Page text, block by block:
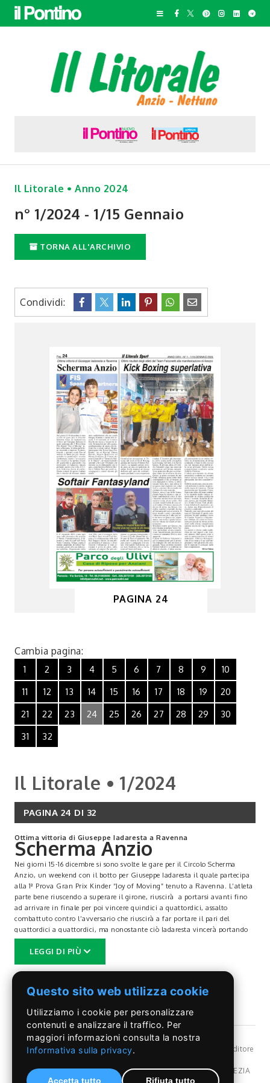
Il Litorale • Anno 2024
n° 1/2024 - 1/15 Gennaio
TORNA ALL'ARCHIVIO
Condividi:
PAGINA 24
Cambia pagina:
1 2 3 4 5 6 7 8 9
10
11
12 13 14 15 16 17 18 19
20
21
22 23 24 25 26 27 28 29
30
31
32
Il Litorale • 1/2024
PAGINA 24 DI 32
Ottima vittoria di Giuseppe Iadaresta a Ravenna
Scherma Anzio
Nei giorni 15-16 dicembre si sono svolte le gare per il Circolo Scherma
Anzio, un weekend con il botto per Giuseppe Iadaresta il quale partecipa
alla 1ª Prova Gran Prix Kinder “Joy of Moving” tenuto a Ravenna. L’atleta
parte bene riuscendo a superare il girone, riuscirà a portarsi avanti fino
ad arrivare in finale per poi vincere quindici a quattordici, assalto
combattuto contro l’avversario che riuscirà a far portare il pari del
quattordici a quattordici, ma nonostante ciò Iadaresta vincerà portando
ancora una volta il Circolo Scherma Anzio al podio. Siamo contenti di
questo risultato che è riuscito ad ottenere, dando tante soddisfazioni alla
Boschi che riesce a vincere tre dirette fermandosi poi alla quarta,
alla Prova Gran Prix Kinder “joy of Moving” Emma Baroni, Angelo
Stelle di Natale”, un ringraziamento speciale a loro per l’impegno che
mettono sia in allenamento che in gara, complimenti a Roberto Bezzini e
Valerio Pace per averli accompagnati e aiutati durante gli assalti.
LEGGI DI PIÙ
©Il Pontino- Reg, Trib. Roma n.399/86 - Angelo Capriotti Editore
Dir. resp Angelo Capriotti - Redazione: Via Pordenone,17 POMEZIA
Questo sito web utilizza cookie
Utilizziamo i cookie per personalizzare
contenuti e analizzare il traffico. Per
maggiori informazioni consulta la nostra
Informativa sulla privacy.
Accetta tutto Rifiuta tutto